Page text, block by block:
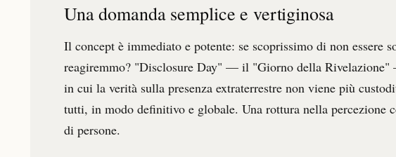
Una domanda semplice e vertiginosa
Il concept è immediato e potente: se scoprissimo di non essere
reagiremmo? "Disclosure Day" — il "Giorno della
in cui la verità sulla presenza extraterrestre non viene più
tutti, in modo definitivo e globale. Una rottura nella percezione
di persone.